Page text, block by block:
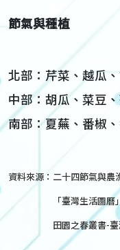
節氣與種植
北部：芹菜、越瓜
中部：胡瓜、菜豆
南部：夏蕪、番椒
資料來源： 二十四節氣與農
「臺灣生活圖
田園之春叢書-